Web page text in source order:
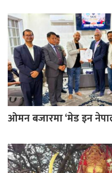
ओमन बजारमा ‘मेड इन